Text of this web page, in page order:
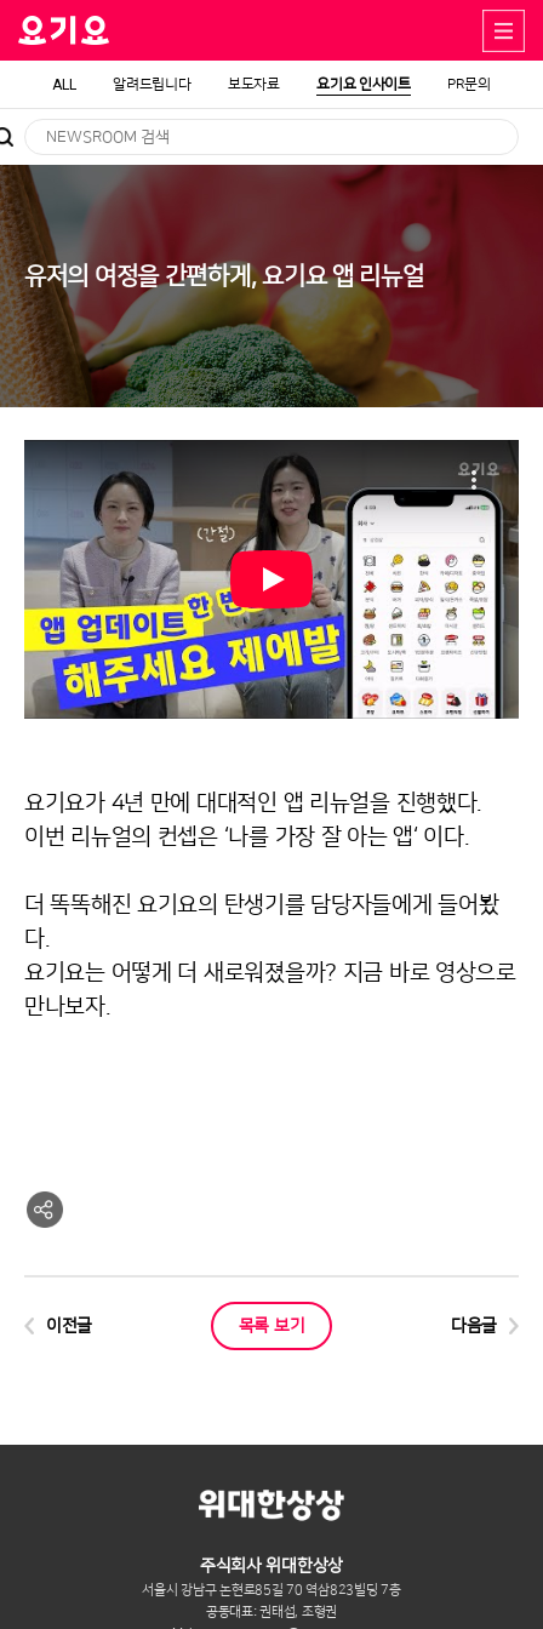
ALL 알려드립니다 보도자료 요기요 인사이트 PR문의
유저의 여정을 간편하게, 요기요 앱 리뉴얼
요기요가 4년 만에 대대적인 앱 리뉴얼을 진행했다.
이번 리뉴얼의 컨셉은 ‘나를 가장 잘 아는 앱‘ 이다.
더 똑똑해진 요기요의 탄생기를 담당자들에게 들어봤
다.
요기요는 어떻게 더 새로워졌을까? 지금 바로 영상으로
만나보자.
이전글 목록 보기 다음글
주식회사 위대한상상
서울시 강남구 논현로85길 70 역삼823빌딩 7층
공동대표: 권태섭, 조형권